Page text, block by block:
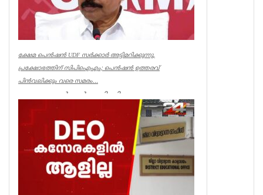
ക്ഷേമ പെൻഷൻ UDF സർക്കാർ അട്ടിമറിക്കുന്നു,
പ്രക്ഷോഭത്തിന് സിപിഐഎം; പെൻഷൻ ഉത്തരവ്
പിൻവലിക്കും വരെ സമരം...
ക്ഷേമ പെൻഷൻ അട്ടിമറിക്കാനുള്ള ബോധ
പൂർവമായ ശ്രമമാണ് യു ഡി എഫ് സർക്കാർ
നടത്തുന്നതെന്ന് സിപിഐഎം സംസ്ഥാ...
Kerala